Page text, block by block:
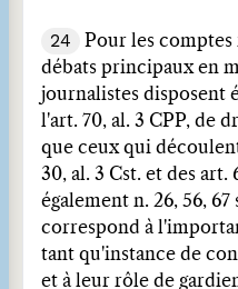
24
Pour les
débats principaux en
journalistes disposent
l'art. 70, al. 3 CPP, de
que ceux qui
30, al. 3 Cst. et des art.
également n. 26, 56, 67
correspond à
tant qu'instance de
et à leur rôle de